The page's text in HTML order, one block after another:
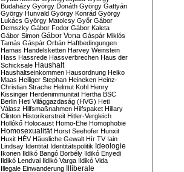
Budaházy György Donáth György Gattyán
György Hunvald György Konrád György
Lukács György Matolcsy Győr Gábor
Demszky Gábor Fodor Gábor Kaleta
Gábor Simon Gábor Vona Gáspár Miklós
Tamás Gáspár Orbán Haftbedingungen
Hamas Handelsketten Harvey Weinstein
Hass Hassrede Hassverbrechen Haus der
Schicksale Haushalt
Haushaltseinkommen Hausordnung Heiko
Maas Heiliger Stephan Heineken Heinz-
Christian Strache Helmut Kohl Henry
Kissinger Herdenimmunität Hertha BSC
Berlin Heti Világgazdaság (HVG) Heti
Válasz Hilfsmaßnahmen Hilfspaket Hillary
Clinton Historikerstreit Hitler-Vergleich
Hollókő Holocaust Homo-Ehe Homophobie
Homosexualität Horst Seehofer Hunxit
Huxit HÉV Häusliche Gewalt Hír TV Iain
Lindsay Identität Identitätspolitik Ideologie
Ikonen Ildikó Bangó Borbély Ildikó Enyedi
Ildikó Lendvai Ildikó Varga Ildikó Vida
Illegale Einwanderung Illiberale